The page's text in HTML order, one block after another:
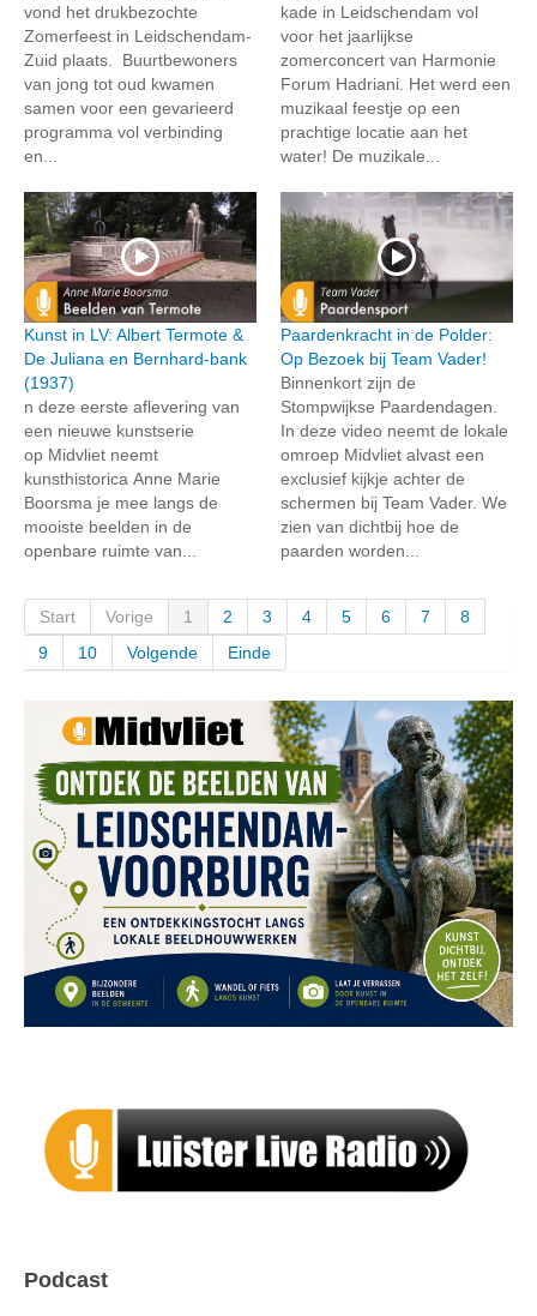
vond het drukbezochte
Zomerfeest in Leidschendam-
Zuid plaats. Buurtbewoners
van jong tot oud kwamen
samen voor een gevarieerd
programma vol verbinding
en...
kade in Leidschendam vol
voor het jaarlijkse
zomerconcert van Harmonie
Forum Hadriani. Het werd een
muzikaal feestje op een
prachtige locatie aan het
water! De muzikale...
Kunst in LV: Albert Termote &
De Juliana en Bernhard-bank
(1937)
n deze eerste aflevering van
een nieuwe kunstserie
op Midvliet neemt
kunsthistorica Anne Marie
Boorsma je mee langs de
mooiste beelden in de
openbare ruimte van...
Paardenkracht in de Polder:
Op Bezoek bij Team Vader!
Binnenkort zijn de
Stompwijkse Paardendagen.
In deze video neemt de lokale
omroep Midvliet alvast een
exclusief kijkje achter de
schermen bij Team Vader. We
zien van dichtbij hoe de
paarden worden...
Start Vorige 1 2 3 4 5 6 7
8
9
10 Volgende Einde
Podcast